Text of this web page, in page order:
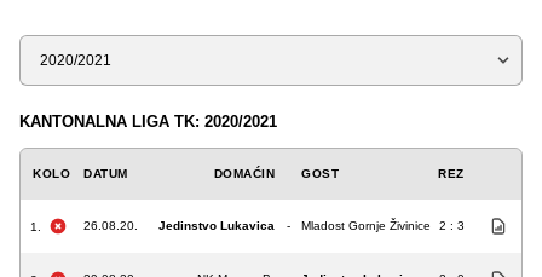
Sezona
KANTONALNA LIGA TK: 2020/2021
KOLO DATUM DOMAĆIN GOST REZ
1. 26.08.20. Jedinstvo Lukavica - Mladost Gornje Živinice 2 : 3